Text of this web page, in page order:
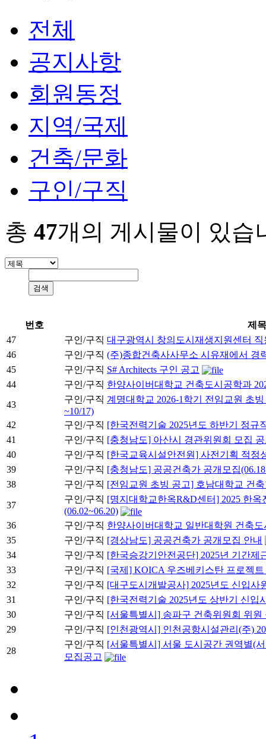
전체
공지사항
회원동정
지역/국제
건축/문화
구인/구직
총 47개의 게시물이 있습
번호
제목
47
구인/구직 대구광역시 창의도시재생지원센터
46
구인/구직 (주)종합건축사사무소 시유재에서 경
45
구인/구직 S# Architects 구인 공고
44
구인/구직 한양사이버대학교 건축도시공학과
43
구인/구직 계명대학교 2026-1학기 전임교원 초
~10/17)
42
구인/구직 [한국전력기술 2025년도 하반기 정규
41
구인/구직 [충청남도] 아산시 경관위원회 모집
40
구인/구직 [한국교육시설안전원] 사전기획 적정
39
구인/구직 [충청남도] 공공건축가 공개모집
38
구인/구직 [전임교원 초빙 공고] 호남대학교 건
37
구인/구직 [명지대학교한옥R&D센터] 2025 한
(06.02~06.20)
36
구인/구직 한양사이버대학교 일반대학원 건축
35
구인/구직 [경상남도] 공공건축가 공개모집 안내
34
구인/구직 [한국승강기안전공단] 2025년 기간제
33
구인/구직 [국제] KOICA 우즈베키스탄 프로젝
32
구인/구직 [대구도시개발공사] 2025년도 신입사
31
구인/구직 [한국전력기술 2025년도 상반기 신입
30
구인/구직 [서울특별시] 송파구 건축위원회 위원
29
구인/구직 [인천광역시] 인천공항시설관리(주)
28
구인/구직 [서울특별시] 서울 도시공간 권역별(
모집공고